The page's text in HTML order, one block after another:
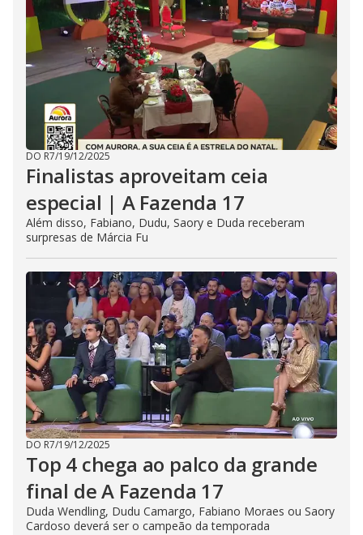
DO R7/19/12/2025
Finalistas aproveitam ceia
especial | A Fazenda 17
Além disso, Fabiano, Dudu, Saory e Duda receberam
surpresas de Márcia Fu
DO R7/19/12/2025
Top 4 chega ao palco da grande
final de A Fazenda 17
Duda Wendling, Dudu Camargo, Fabiano Moraes ou Saory
Cardoso deverá ser o campeão da temporada